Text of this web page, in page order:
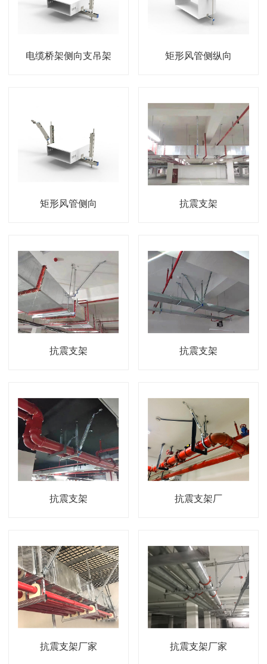
电缆桥架侧向支吊架 矩形风管侧纵向
矩形风管侧向 抗震支架
抗震支架 抗震支架
抗震支架 抗震支架厂
抗震支架厂家 抗震支架厂家